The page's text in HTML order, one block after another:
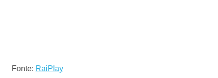
Fonte: RaiPlay